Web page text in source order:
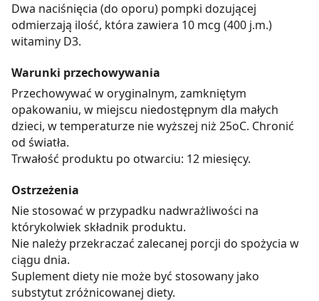
Dwa naciśnięcia (do oporu) pompki dozującej
odmierzają ilość, która zawiera 10 mcg (400 j.m.)
witaminy D3.
Warunki przechowywania
Przechowywać w oryginalnym, zamkniętym
opakowaniu, w miejscu niedostępnym dla małych
dzieci, w temperaturze nie wyższej niż 25oC. Chronić
od światła.
Trwałość produktu po otwarciu: 12 miesięcy.
Ostrzeżenia
Nie stosować w przypadku nadwrażliwości na
którykolwiek składnik produktu.
Nie należy przekraczać zalecanej porcji do spożycia w
ciągu dnia.
Suplement diety nie może być stosowany jako
substytut zróżnicowanej diety.